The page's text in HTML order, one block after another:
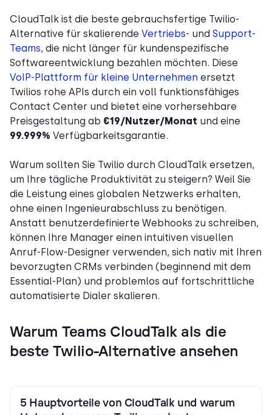
CloudTalk ist die beste gebrauchsfertige Twilio-
Alternative für skalierende Vertriebs- und Support-
Teams, die nicht länger für kundenspezifische
Softwareentwicklung bezahlen möchten. Diese
VoIP-Plattform für kleine Unternehmen ersetzt
Twilios rohe APIs durch ein voll funktionsfähiges
Contact Center und bietet eine vorhersehbare
Preisgestaltung ab €19/Nutzer/Monat und eine
99.999% Verfügbarkeitsgarantie.
Warum sollten Sie Twilio durch CloudTalk ersetzen,
um Ihre tägliche Produktivität zu steigern? Weil Sie
die Leistung eines globalen Netzwerks erhalten,
ohne einen Ingenieurabschluss zu benötigen.
Anstatt benutzerdefinierte Webhooks zu schreiben,
können Ihre Manager einen intuitiven visuellen
Anruf-Flow-Designer verwenden, sich nativ mit Ihren
bevorzugten CRMs verbinden (beginnend mit dem
Essential-Plan) und problemlos auf fortschrittliche
automatisierte Dialer skalieren.
Warum Teams CloudTalk als die
beste Twilio-Alternative ansehen
5 Hauptvorteile von CloudTalk und warum